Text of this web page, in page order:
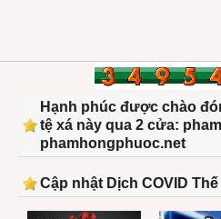
Hạnh phúc được chào
tệ xá này qua 2 cửa:
phamhongphuoc.net
Cập nhật Dịch COVID